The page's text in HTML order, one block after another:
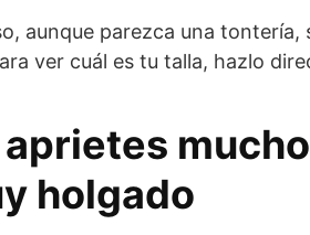
aunque parezca una
ver cuál es tu talla, hazlo
aprietes
holgado